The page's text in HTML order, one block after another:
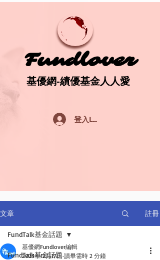
Fundlover
Fundlover
基優網-績優基金人人愛
基優網-績優基金人人愛
登入Log In
文章 註冊
FundTalk基金話題
FundTalk基金話題
基優網Fundlover編輯
2023年12月17日 讀畢需時 2 分鐘